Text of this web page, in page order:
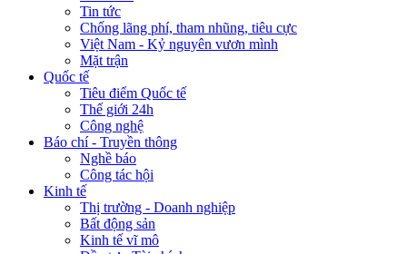
Tin tức
Chống lãng phí, tham nhũng, tiêu cực
Việt Nam - Kỷ nguyên vươn mình
Mặt trận
Quốc tế
Tiêu điểm Quốc tế
Thế giới 24h
Công nghệ
Báo chí - Truyền thông
Nghề báo
Công tác hội
Kinh tế
Thị trường - Doanh nghiệp
Bất động sản
Kinh tế vĩ mô